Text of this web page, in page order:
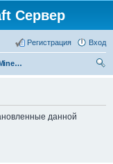
Сервер
Вход
Регистрация
Форум сервера Minecraft Gregtech 1.7.10
данной